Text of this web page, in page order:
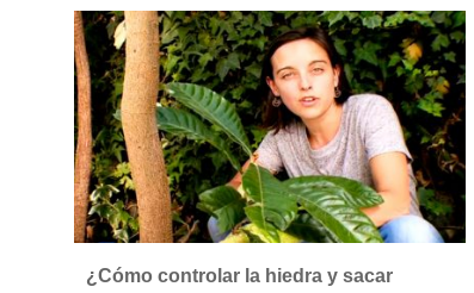
¿Cómo controlar la hiedra y sacar